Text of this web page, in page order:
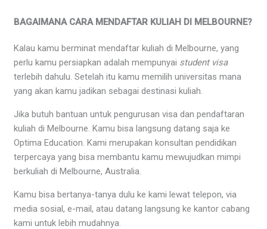
BAGAIMANA CARA MENDAFTAR KULIAH DI MELBOURNE?
Kalau kamu berminat mendaftar kuliah di Melbourne, yang
perlu kamu persiapkan adalah mempunyai student visa
terlebih dahulu. Setelah itu kamu memilih universitas mana
yang akan kamu jadikan sebagai destinasi kuliah.
Jika butuh bantuan untuk pengurusan visa dan pendaftaran
kuliah di Melbourne. Kamu bisa langsung datang saja ke
Optima Education. Kami merupakan konsultan pendidikan
terpercaya yang bisa membantu kamu mewujudkan mimpi
berkuliah di Melbourne, Australia.
Kamu bisa bertanya-tanya dulu ke kami lewat telepon, via
media sosial, e-mail, atau datang langsung ke kantor cabang
kami untuk lebih mudahnya.